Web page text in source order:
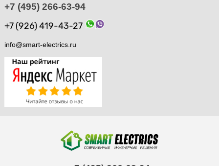
+7 (495) 266-63-94
+7 (926) 419-43-27
info@smart-electrics.ru